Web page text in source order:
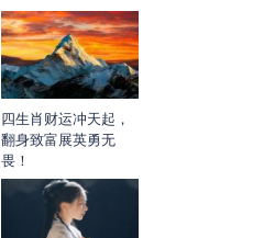
四生肖财运冲天起，
翻身致富展英勇无
畏！